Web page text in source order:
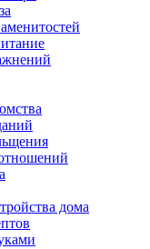
дома